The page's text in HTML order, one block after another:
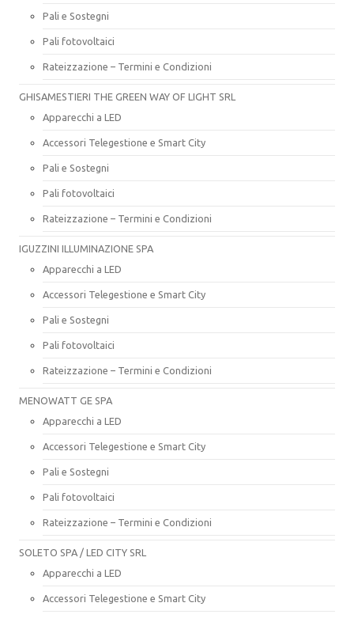
Pali e Sostegni
Pali fotovoltaici
Rateizzazione – Termini e Condizioni
GHISAMESTIERI THE GREEN WAY OF LIGHT SRL
Apparecchi a LED
Accessori Telegestione e Smart City
Pali e Sostegni
Pali fotovoltaici
Rateizzazione – Termini e Condizioni
IGUZZINI ILLUMINAZIONE SPA
Apparecchi a LED
Accessori Telegestione e Smart City
Pali e Sostegni
Pali fotovoltaici
Rateizzazione – Termini e Condizioni
MENOWATT GE SPA
Apparecchi a LED
Accessori Telegestione e Smart City
Pali e Sostegni
Pali fotovoltaici
Rateizzazione – Termini e Condizioni
SOLETO SPA / LED CITY SRL
Apparecchi a LED
Accessori Telegestione e Smart City